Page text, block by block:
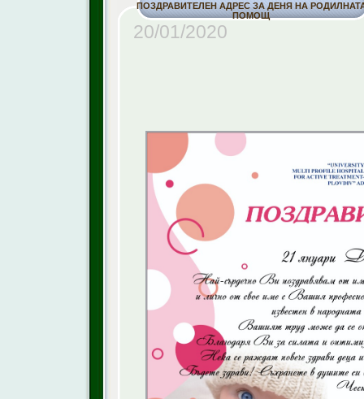
ПОЗДРАВИТЕЛЕН АДРЕС ЗА ДЕНЯ НА
ПОМОЩ
20/01/2020